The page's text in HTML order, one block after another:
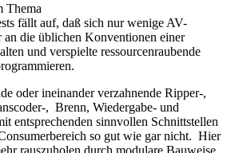
Thema
fällt auf, daß sich nur wenige AV-
die üblichen Konventionen einer
und verspielte ressourcenraubende
oder ineinander verzahnende Ripper-,
, Brenn, Wiedergabe- und
entsprechenden sinnvollen Schnittstellen
so gut wie gar nicht. Hier
rauszuholen durch modulare Bauweise